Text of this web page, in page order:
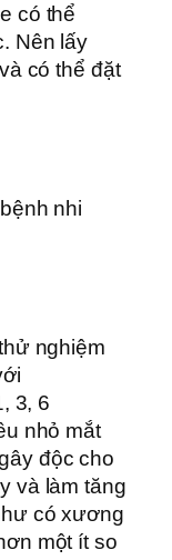
có thể
Nên lấy
có thể đặt
nhi
nghiệm
3, 6
nhỏ mắt
độc cho
và làm tăng
có xương
một ít so